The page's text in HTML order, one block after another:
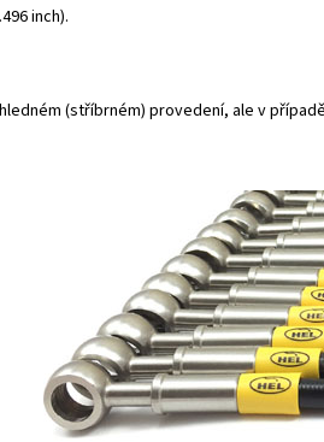
inch).
(stříbrném) provedení, ale v